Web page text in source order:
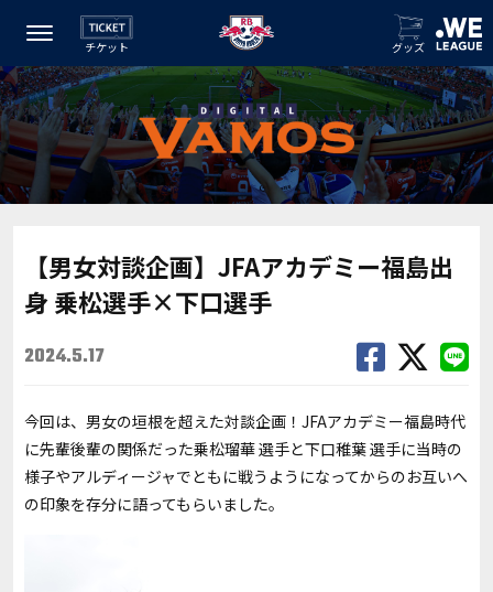
チケット グッズ
【男女対談企画】JFAアカデミー福島出
身 乗松選手×下口選手
2024.5.17
今回は、男女の垣根を超えた対談企画！JFAアカデミー福島時代
に先輩後輩の関係だった乗松瑠華 選手と下口稚葉 選手に当時の
様子やアルディージャでともに戦うようになってからのお互いへ
の印象を存分に語ってもらいました。